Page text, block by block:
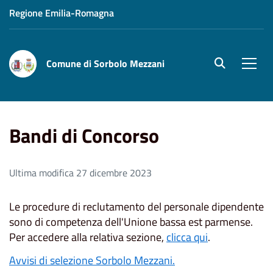
Regione Emilia-Romagna
Comune di Sorbolo Mezzani site.searc
Bandi di Concorso
Ultima modifica 27 dicembre 2023
Le procedure di reclutamento del personale dipendente
sono di competenza dell'Unione bassa est parmense.
Per accedere alla relativa sezione, clicca qui.
Avvisi di selezione Sorbolo Mezzani.